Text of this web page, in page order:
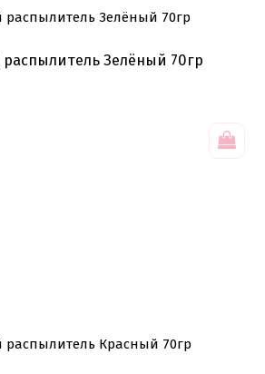
распылитель Зелёный 70гр